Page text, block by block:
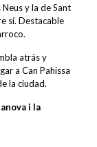
y la de Sant
sí. Destacable
atrás y
a Can Pahissa
la ciudad.
i la